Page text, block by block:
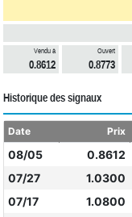
Vendu à
0.8612
Ouvert
0.8773
Historique des signaux
Date Prix
08/05 0.8612
07/27
1.0300
07/17
1.0800